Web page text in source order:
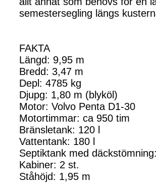
semestersegling längs
FAKTA
Längd: 9,95 m
Bredd: 3,47 m
Depl: 4785 kg
Djupg: 1,80 m (blyköl)
Motor: Volvo Penta D1-30
Motortimmar: ca 950 tim
Bränsletank: 120 l
Vattentank: 180 l
Septiktank med däckstömning:
Kabiner: 2 st.
Ståhöjd: 1,95 m